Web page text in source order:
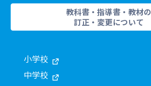
教科書・指導書・教材の
訂正・変更について
小学校
中学校